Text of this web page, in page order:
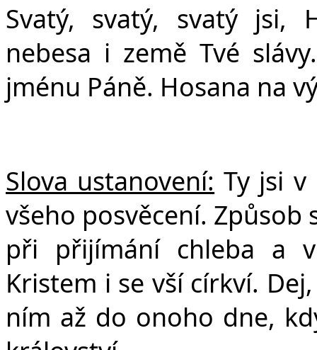
Svatý, svatý, svatý jsi,
nebesa i země Tvé
jménu Páně. Hosana na
Slova ustanovení: Ty jsi v
všeho posvěcení. Způsob
při přijímání chleba a
Kristem i se vší církví.
ním až do onoho dne,